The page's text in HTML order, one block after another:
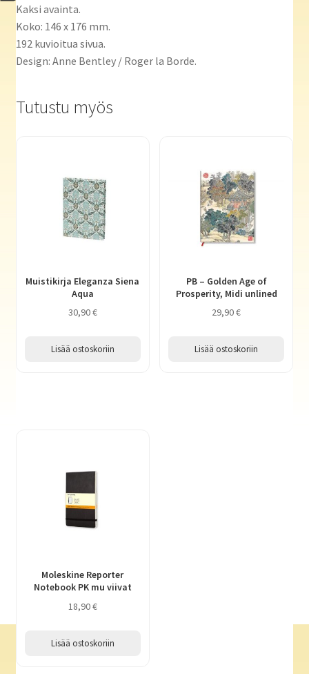
Kaksi avainta.
Koko: 146 x 176 mm.
192 kuvioitua sivua.
Design: Anne Bentley / Roger la Borde.
Tutustu myös
Muistikirja Eleganza Siena
Aqua
30,90€
Lisää ostoskoriin
PB – Golden Age of
Prosperity, Midi unlined
29,90€
Lisää ostoskoriin
Moleskine Reporter
Notebook PK mu viivat
18,90€
Lisää ostoskoriin